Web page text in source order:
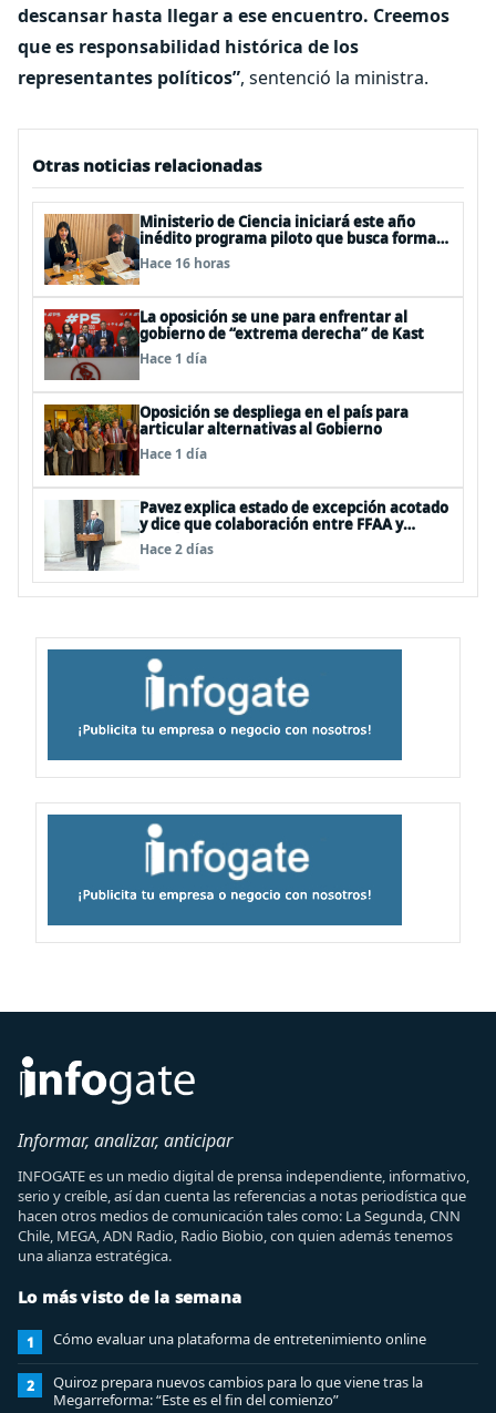
descansar hasta llegar a ese encuentro. Creemos
que es responsabilidad histórica de los
representantes políticos”, sentenció la ministra.
Otras noticias relacionadas
Ministerio de Ciencia iniciará este año
inédito programa piloto que busca formar
estudiantes de enseñanza media en
ciberseguridad
Hace 16 horas
La oposición se une para enfrentar al
gobierno de “extrema derecha” de Kast
Hace 1 día
Oposición se despliega en el país para
articular alternativas al Gobierno
Hace 1 día
Pavez explica estado de excepción acotado
y dice que colaboración entre FFAA y
policías, “es algo del todo pertinente
analizar”
Hace 2 días
Informar, analizar, anticipar
INFOGATE es un medio digital de prensa independiente, informativo,
serio y creíble, así dan cuenta las referencias a notas periodística que
hacen otros medios de comunicación tales como: La Segunda, CNN
Chile, MEGA, ADN Radio, Radio Biobio, con quien además tenemos
una alianza estratégica.
Lo más visto de la semana
1 Cómo evaluar una plataforma de entretenimiento online
2
Quiroz prepara nuevos cambios para lo que viene tras la
Megarreforma: “Este es el fin del comienzo”